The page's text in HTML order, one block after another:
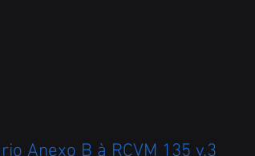
Anexo B à RCVM 135 v.3